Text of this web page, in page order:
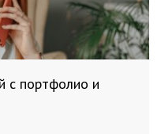
с портфолио и